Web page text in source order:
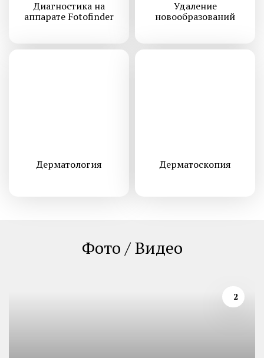
Диагностика на
аппарате Fotofinder
Удаление
новообразований
Дермато­логия Дерматоскопия
Фото / Видео
2